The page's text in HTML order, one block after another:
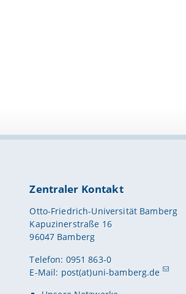
Zentraler Kontakt
Otto-Friedrich-Universität Bamberg
Kapuzinerstraße 16
96047 Bamberg
Telefon: 0951 863-0
E-Mail: post(at)uni-bamberg.de